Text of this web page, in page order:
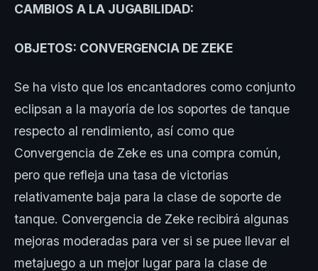
CAMBIOS A LA JUGABILIDAD:
OBJETOS: CONVERGENCIA DE ZEKE
Se ha visto que los encantadores como conjunto
eclipsan a la mayoría de los soportes de tanque
respecto al rendimiento, así como que
Convergencia de Zeke es una compra común,
pero que refleja una tasa de victorias
relativamente baja para la clase de soporte de
tanque. Convergencia de Zeke recibirá algunas
mejoras moderadas para ver si se puee llevar el
metajuego a un mejor lugar para la clase de